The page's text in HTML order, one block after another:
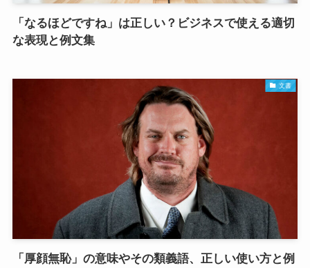
「なるほどですね」は正しい？ビジネスで使える適切
な表現と例文集
文書
「厚顔無恥」の意味やその類義語、正しい使い方と例